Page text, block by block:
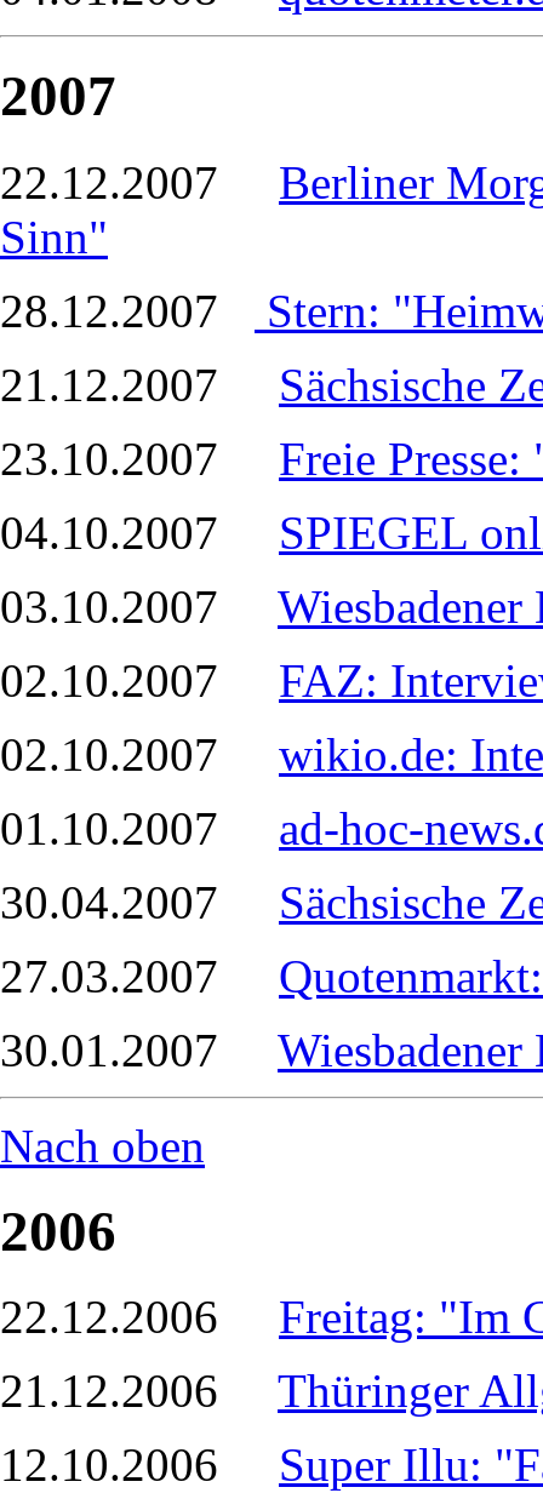
2007
22.12.2007 Berliner
Sinn"
28.12.2007
Stern:
21.12.2007 Sächsische
23.10.2007 Freie
04.10.2007 SPIEGEL
03.10.2007
02.10.2007 FAZ:
02.10.2007 wikio.de:
01.10.2007 ad-hoc-
30.04.2007 Sächsische
27.03.2007
30.01.2007
Nach oben
2006
22.12.2006 Freitag: "Im
21.12.2006 Thüringer
12.10.2006 Super Illu: